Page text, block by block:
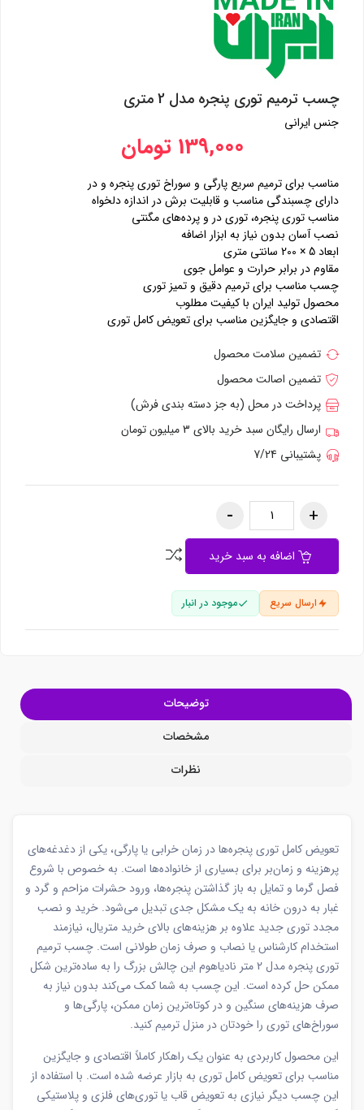
چسب ترمیم توری پنجره مدل 2 متری
جنس ایرانی
139,000 تومان
مناسب برای ترمیم سریع پارگی و سوراخ توری پنجره و در
دارای چسبندگی مناسب و قابلیت برش در اندازه دلخواه
مناسب توری پنجره، توری در و پرده‌های مگنتی
نصب آسان بدون نیاز به ابزار اضافه
ابعاد 5 × 200 سانتی متری
مقاوم در برابر حرارت و عوامل جوی
چسب مناسب برای ترمیم دقیق و تمیز توری
محصول تولید ایران با کیفیت مطلوب
اقتصادی و جایگزین مناسب برای تعویض کامل توری
تضمین سلامت محصول
تضمین اصالت محصول
پرداخت در محل (به جز دسته بندی فرش)
ارسال رایگان سبد خرید بالای 3 میلیون تومان
پشتیبانی 7/24
اضافه به سبد خرید
ارسال سریع موجود در انبار
توضیحات
مشخصات
نظرات
تعویض کامل توری پنجره‌ها در زمان خرابی یا پارگی، یکی از دغدغه‌های
پرهزینه و زمان‌بر برای بسیاری از خانواده‌ها است. به خصوص با شروع
فصل گرما و تمایل به باز گذاشتن پنجره‌ها، ورود حشرات مزاحم و گرد و
غبار به درون خانه به یک مشکل جدی تبدیل می‌شود. خرید و نصب
مجدد توری جدید علاوه بر هزینه‌های بالای خرید متریال، نیازمند
استخدام کارشناس یا نصاب و صرف زمان طولانی است. چسب ترمیم
توری پنجره مدل 2 متر نادیاهوم این چالش بزرگ را به ساده‌ترین شکل
ممکن حل کرده است. این چسب به شما کمک می‌کند بدون نیاز به
صرف هزینه‌های سنگین و در کوتاه‌ترین زمان ممکن، پارگی‌ها و
سوراخ‌های توری را خودتان در منزل ترمیم کنید.
این محصول کاربردی به عنوان یک راهکار کاملاً اقتصادی و جایگزین
مناسب برای تعویض کامل توری به بازار عرضه شده است. با استفاده از
این چسب دیگر نیازی به تعویض قاب یا توری‌های فلزی و پلاستیکی